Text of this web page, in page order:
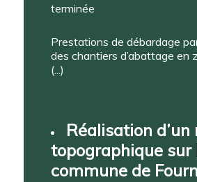
terminée
Prestations de débardage
des chantiers d’abattage en
(...)
Réalisation d’un
topographique sur
commune de